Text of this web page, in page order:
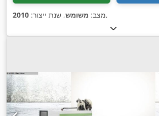
מצב: משומש, שנת ייצור: 2010 ,